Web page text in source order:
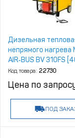
Дизельная
непрямого нагрева
AIR‑BUS BV 310FS
Код товара: 22730
Цена по
ПОД